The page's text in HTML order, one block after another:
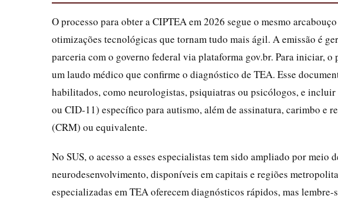
O processo para obter a CIPTEA em 2026 segue o mesmo
otimizações tecnológicas que tornam tudo mais ágil. A emissão é
parceria com o governo federal via plataforma gov.br. Para iniciar,
um laudo médico que confirme o diagnóstico de TEA. Esse
habilitados, como neurologistas, psiquiatras ou psicólogos, e
ou CID-11) específico para autismo, além de assinatura, carimbo e
(CRM) ou equivalente.
No SUS, o acesso a esses especialistas tem sido ampliado por meio
neurodesenvolvimento, disponíveis em capitais e regiões
especializadas em TEA oferecem diagnósticos rápidos, mas